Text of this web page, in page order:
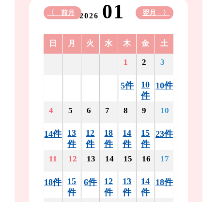
2026 01
〈 前月 翌月 〉
日 月 火 水 木 金 土
1
5件
2
10
件
3
10件
4
14件
5
13
件
6
12
件
7
18
件
8
14
件
9
15
件
10
23件
11
18件
12
15
件
13
6件
14
12
件
15
13
件
16
14
件
17
18件